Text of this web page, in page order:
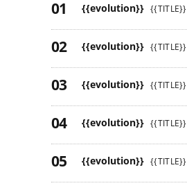
{{evolution}} {{TITLE}}
{{evolution}} {{TITLE}}
{{evolution}} {{TITLE}}
{{evolution}} {{TITLE}}
{{evolution}} {{TITLE}}